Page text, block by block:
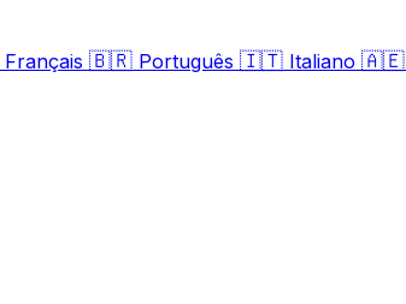
Français 🇧🇷 Português 🇮🇹 Italiano 🇦🇪